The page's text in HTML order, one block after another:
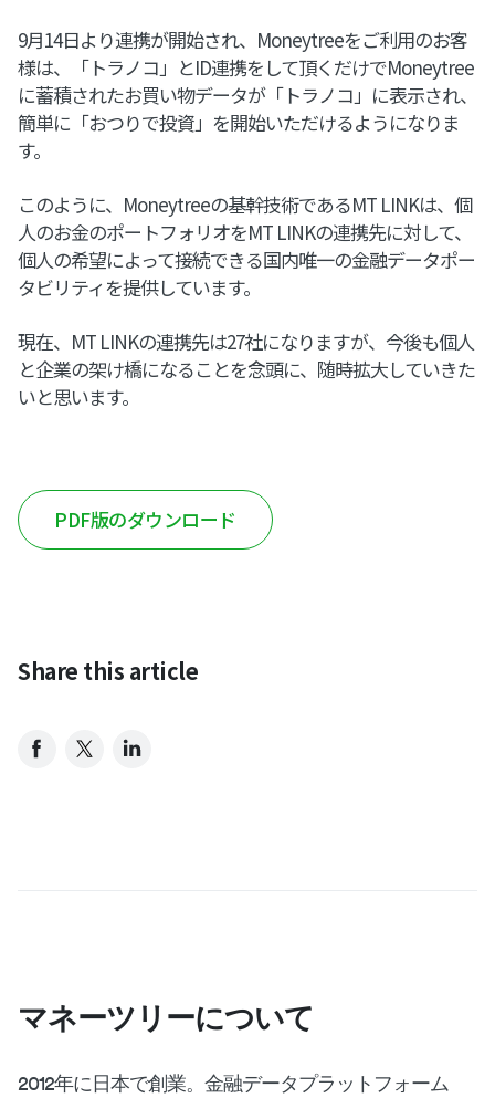
9月14日より連携が開始され、Moneytreeをご利用のお客
様は、「トラノコ」とID連携をして頂くだけでMoneytree
に蓄積されたお買い物データが「トラノコ」に表示され、
簡単に「おつりで投資」を開始いただけるようになりま
す。
このように、Moneytreeの基幹技術であるMT LINKは、個
人のお金のポートフォリオをMT LINKの連携先に対して、
個人の希望によって接続できる国内唯一の金融データポー
タビリティを提供しています。
現在、MT LINKの連携先は27社になりますが、今後も個人
と企業の架け橋になることを念頭に、随時拡大していきた
いと思います。
PDF版のダウンロード
Share this article
マネーツリーについて
2012年に日本で創業。金融データプラットフォーム